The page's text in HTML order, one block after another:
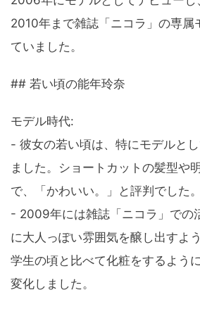
2010年まで雑誌「ニコラ」の専属
ていました。
## 若い頃の能年玲奈
モデル時代:
- 彼女の若い頃は、特にモデルと
ました。ショートカットの髪型や
で、「かわいい。」と評判でした。
- 2009年には雑誌「ニコラ」での
に大人っぽい雰囲気を醸し出すよ
学生の頃と比べて化粧をするよう
変化しました。